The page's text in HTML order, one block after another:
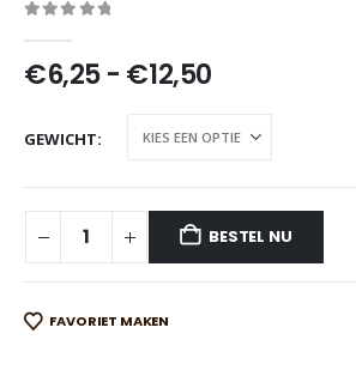
€6,25 - €12,50Prijsklasse:
tot
€12,50
GEWICHT
BESTEL NU
FAVORIET MAKEN